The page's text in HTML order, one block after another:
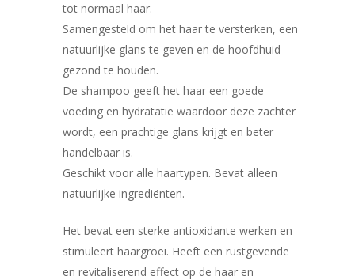
tot normaal haar.
Samengesteld om het haar te versterken, een
natuurlijke glans te geven en de hoofdhuid
gezond te houden.
De shampoo geeft het haar een goede
voeding en hydratatie waardoor deze zachter
wordt, een prachtige glans krijgt en beter
handelbaar is.
Geschikt voor alle haartypen. Bevat alleen
natuurlijke ingrediënten.
Het bevat een sterke antioxidante werken en
stimuleert haargroei. Heeft een rustgevende
en revitaliserend effect op de haar en